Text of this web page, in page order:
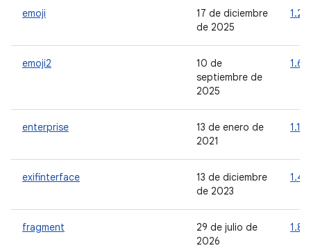
emoji
17 de diciembre
de 2025
emoji2
10 de
septiembre de
2025
enterprise
13 de enero de
2021
1.1.0
exifinterface
13 de diciembre
de 2023
1.4.2
fragment
29 de julio de
2026
1.8.9